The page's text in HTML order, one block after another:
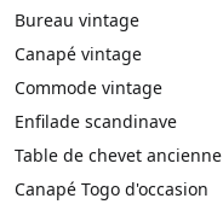
Bureau vintage
Canapé vintage
Commode vintage
Enfilade scandinave
Table de chevet ancienne
Canapé Togo d'occasion